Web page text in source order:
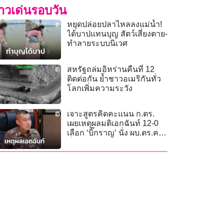
วเด่นรอบวัน
หยุดปล่อยปลาไหลลงแม่น้ำ!
ได้บาปแทนบุญ สัตว์เสี่ยงตาย-
ทำลายระบบนิเวศ
สหรัฐถล่มอิหร่านคืนที่ 12
ติดต่อกัน ย้ำชาวอเมริกันทั่ว
โลกเพิ่มความระวัง
เจาะสูตรคิดคะแนน ก.ตร.
เผยเหตุผลมติเอกฉันท์ 12-0
เลือก ‘บิ๊กราญ’ นั่ง ผบ.ตร.คน